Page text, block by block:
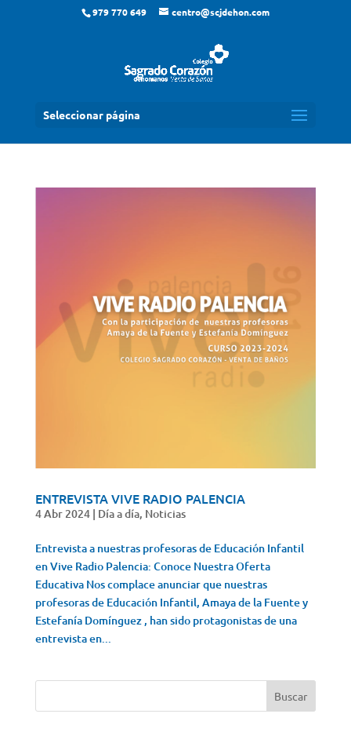
979 770 649 centro@scjdehon.com
Seleccionar página
ENTREVISTA VIVE RADIO PALENCIA
4 Abr 2024| Día a día, Noticias
Entrevista a nuestras profesoras de Educación Infantil
en Vive Radio Palencia: Conoce Nuestra Oferta
Educativa Nos complace anunciar que nuestras
profesoras de Educación Infantil, Amaya de la Fuente y
Estefanía Domínguez , han sido protagonistas de una
entrevista en...